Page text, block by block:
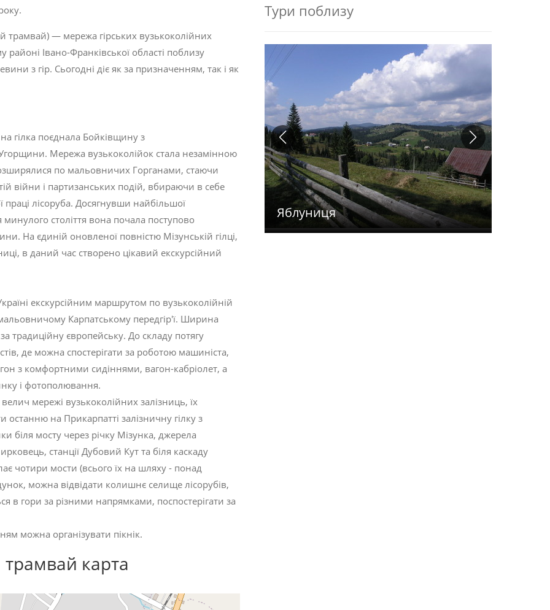
трамвай) — мережа гірських вузькоколійних
Івано-Франківської області поблизу
з гір. Сьогодні діє як за призначенням, так і як
гілка поєднала Бойківщину з
Мережа вузькоколійок стала незамінною
по мальовничих Горганами, стаючи
війни і партизанських подій, вбираючи в себе
праці лісоруба. Досягнувши найбільшої
минулого століття вона почала поступово
На єдиній оновленої повністю Мізунській гілці,
в даний час створено цікавий екскурсійний
екскурсійним маршрутом по вузькоколійній
Карпатському передгір'ї. Ширина
традиційну європейську. До складу потягу
де можна спостерігати за роботою машиніста,
з комфортними сидіннями, вагон-кабріолет, а
і фотополювання.
мережі вузькоколійних залізниць, їх
на Прикарпатті залізничну гілку з
біля мосту через річку Мізунка, джерела
станції Дубовий Кут та біля каскаду
чотири мости (всього їх на шляху - понад
можна відвідати колишнє селище лісорубів,
в гори за різними напрямками, поспостерігати за
можна організувати пікнік.
карта
Тури поблизу
Яблуниця